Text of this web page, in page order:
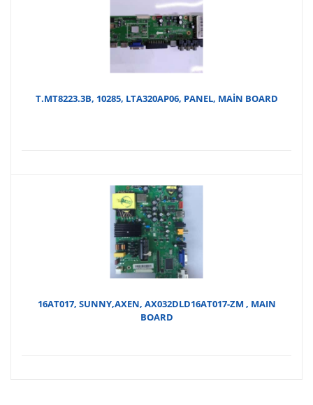
T.MT8223.3B, 10285, LTA320AP06, PANEL, MAİN BOARD
16AT017, SUNNY,AXEN, AX032DLD16AT017-ZM , MAIN
BOARD